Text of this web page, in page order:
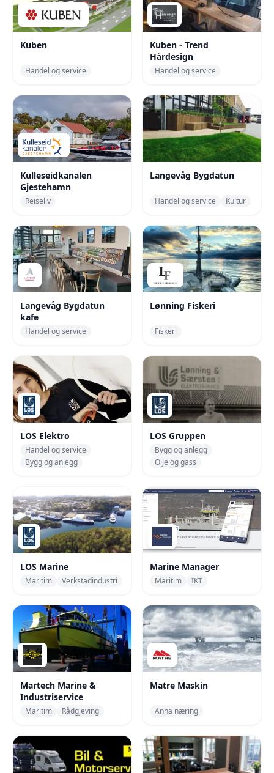
Kuben
Handel og service
Kuben - Trend
Hårdesign
Handel og service
Kulleseidkanalen
Gjestehamn
Reiseliv
Langevåg Bygdatun
Handel og service Kultur
Langevåg Bygdatun
kafe
Handel og service
Lønning Fiskeri
Fiskeri
LOS Elektro
Handel og service
Bygg og anlegg
LOS Gruppen
Bygg og anlegg
Olje og gass
LOS Marine
Maritim Verkstadindustri
Marine Manager
Maritim IKT
Martech Marine &
Industriservice
Maritim Rådgjeving
Matre Maskin
Anna næring